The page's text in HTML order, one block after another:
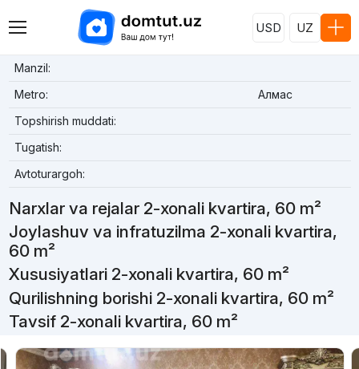
USD UZ
Manzil:
Metro:
Алмас
Topshirish muddati:
Tugatish:
Avtoturargoh:
Narxlar va rejalar 2-xonali kvartira, 60 m²
Joylashuv va infratuzilma 2-xonali kvartira,
60 m²
Xususiyatlari 2-xonali kvartira, 60 m²
Qurilishning borishi 2-xonali kvartira, 60 m²
Tavsif 2-xonali kvartira, 60 m²